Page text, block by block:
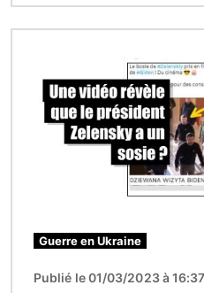
Guerre en Ukraine
Publié le 01/03/2023 à 16:37